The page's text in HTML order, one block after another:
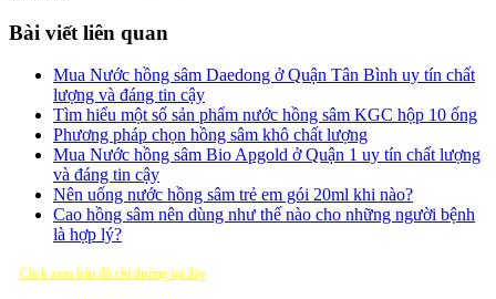
Bài viết liên quan
Mua Nước hồng sâm Daedong ở Quận Tân Bình uy tín chất
lượng và đáng tin cậy
Tìm hiểu một số sản phẩm nước hồng sâm KGC hộp 10 ống
Phương pháp chọn hồng sâm khô chất lượng
Mua Nước hồng sâm Bio Apgold ở Quận 1 uy tín chất lượng
và đáng tin cậy
Nên uống nước hồng sâm trẻ em gói 20ml khi nào?
Cao hồng sâm nên dùng như thế nào cho những người bệnh
là hợp lý?
Click xem bản đồ chỉ đường tại đây